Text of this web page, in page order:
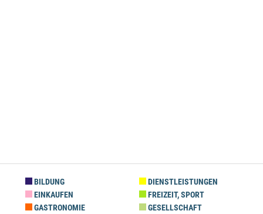
BILDUNG
DIENSTLEISTUNGEN
EINKAUFEN
FREIZEIT, SPORT
GASTRONOMIE
GESELLSCHAFT